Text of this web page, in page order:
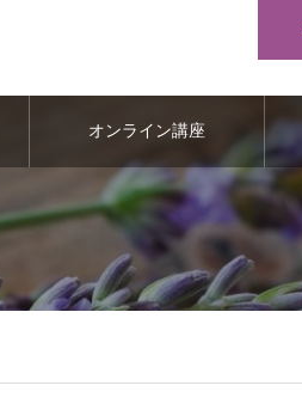
オンライン講座